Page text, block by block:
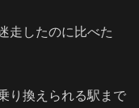
走したのに比べた
り換えられる駅まで